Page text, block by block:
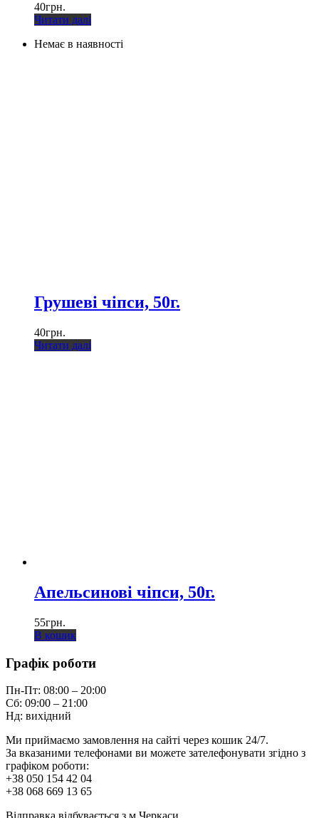
40грн.
Читати далі
Немає в наявності
Грушеві чіпси, 50г.
40грн.
Читати далі
Апельсинові чіпси, 50г.
55грн.
В кошик
Графік роботи
Пн-Пт: 08:00 – 20:00
Сб: 09:00 – 21:00
Нд: вихідний
Ми приймаємо замовлення на сайті через кошик 24/7.
За вказаними телефонами ви можете зателефонувати згідно з
графіком роботи:
+38 050 154 42 04
+38 068 669 13 65